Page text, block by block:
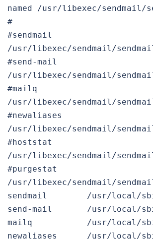
named /usr/libexec/sendmail/
#
#sendmail
/usr/libexec/sendmail/
#send-mail
/usr/libexec/sendmail/
#mailq
/usr/libexec/sendmail/
#newaliases
/usr/libexec/sendmail/
#hoststat
/usr/libexec/sendmail/
#purgestat
/usr/libexec/sendmail/
sendmail /usr/local/
send-mail /usr/local/
mailq /usr/local/sbin/
newaliases /usr/local/